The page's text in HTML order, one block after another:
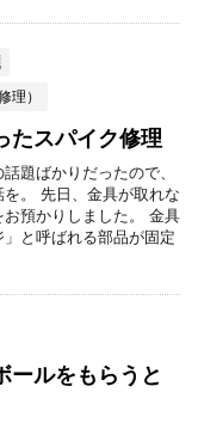
理）
たスパイク修理
題ばかりだったので、
。 先日、金具が取れな
お預かりしました。 金具
と呼ばれる部品が固定
ールをもらうと